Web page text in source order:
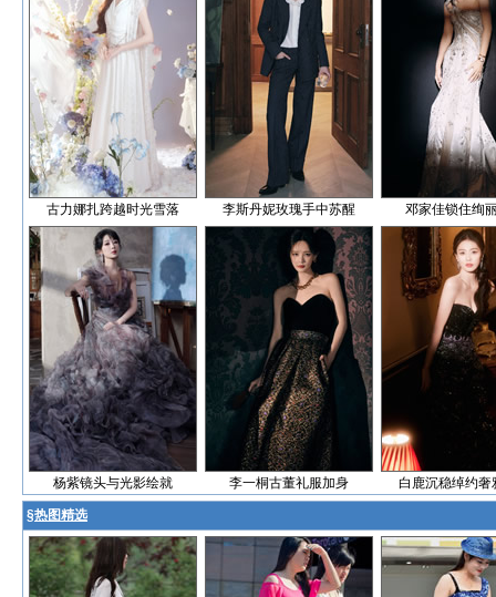
古力娜扎跨越时光雪落 李斯丹妮玫瑰手中苏醒 邓家佳锁住绚
杨紫镜头与光影绘就 李一桐古董礼服加身 白鹿沉稳绰约奢
§热图精选